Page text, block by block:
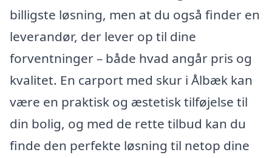
billigste løsning, men at du også finder en
leverandør, der lever op til dine
forventninger – både hvad angår pris og
kvalitet. En carport med skur i Ålbæk kan
være en praktisk og æstetisk tilføjelse til
din bolig, og med de rette tilbud kan du
finde den perfekte løsning til netop dine